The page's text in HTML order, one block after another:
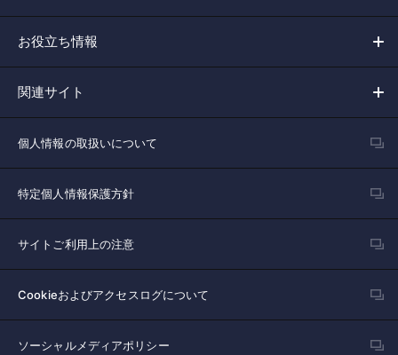
お役立ち情報
関連サイト
個人情報の取扱いについて
特定個人情報保護方針
サイトご利用上の注意
Cookieおよびアクセスログについて
ソーシャルメディアポリシー